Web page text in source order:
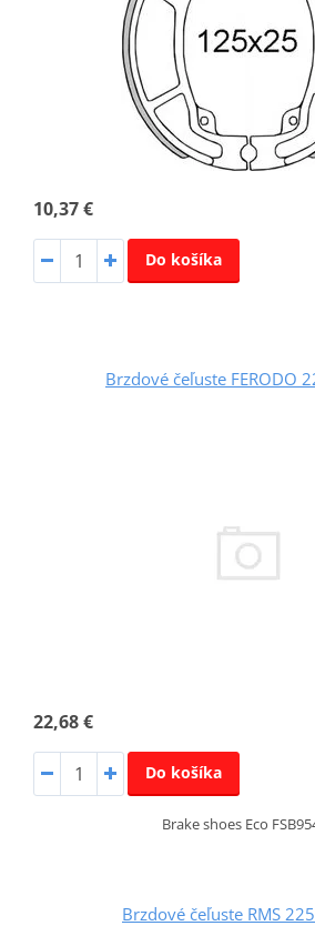
10,37 €
Do košíka
Brzdové čeľuste FERODO
22,68 €
Do košíka
Brake shoes Eco
Brzdové čeľuste RMS